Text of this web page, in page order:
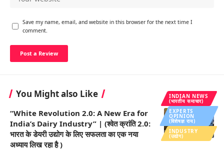
Save my name, email, and website in this browser for the next time I
comment.
You Might also Like INDIAN NEWS
(भारतीय समाचार)
EXPERTS
OPINION
(विशेषज्ञ राय)
INDUSTRY
(उद्योग)
“White Revolution 2.0: A New Era for
India’s Dairy Industry” | (श्वेत क्रांति 2.0:
भारत के डेयरी उद्योग के लिए सफलता का एक नया
अध्याय लिख रहा है )